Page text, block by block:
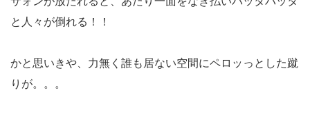
と人々が倒れる！！
かと思いきや、力無く誰も居ない空間にペロッっとした蹴
りが。。。